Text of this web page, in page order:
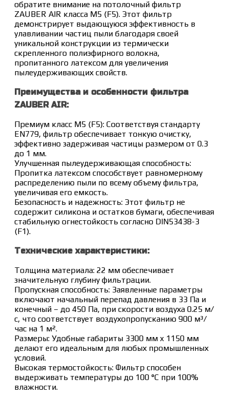
обратите внимание на потолочный фильтр
ZAUBER AIR класса M5 (F5). Этот фильтр
демонстрирует выдающуюся эффективность в
улавливании частиц пыли благодаря своей
уникальной конструкции из термически
скрепленного полиэфирного волокна,
пропитанного латексом для увеличения
пылеудерживающих свойств.
Преимущества и особенности фильтра
ZAUBER AIR:
Премиум класс M5 (F5): Соответствуя стандарту
EN779, фильтр обеспечивает тонкую очистку,
эффективно задерживая частицы размером от 0.3
до 1 мм.
Улучшенная пылеудерживающая способность:
Пропитка латексом способствует равномерному
распределению пыли по всему объему фильтра,
увеличивая его емкость.
Безопасность и надежность: Этот фильтр не
содержит силикона и остатков бумаги, обеспечивая
стабильную огнестойкость согласно DIN53438-3
(F1).
Технические характеристики:
Толщина материала: 22 мм обеспечивает
значительную глубину фильтрации.
Пропускная способность: Заявленные параметры
включают начальный перепад давления в 33 Па и
конечный – до 450 Па, при скорости воздуха 0.25 м/
с, что соответствует воздухопропусканию 900 м³/
час на 1 м².
Размеры: Удобные габариты 3300 мм x 1150 мм
делают его идеальным для любых промышленных
условий.
Высокая термостойкость: Фильтр способен
выдерживать температуры до 100 °C при 100%
влажности.